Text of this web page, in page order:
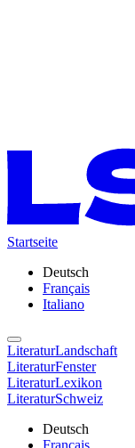
Startseite
Deutsch
Français
Italiano
LiteraturLandschaft
LiteraturFenster
LiteraturLexikon
LiteraturSchweiz
Deutsch
Français